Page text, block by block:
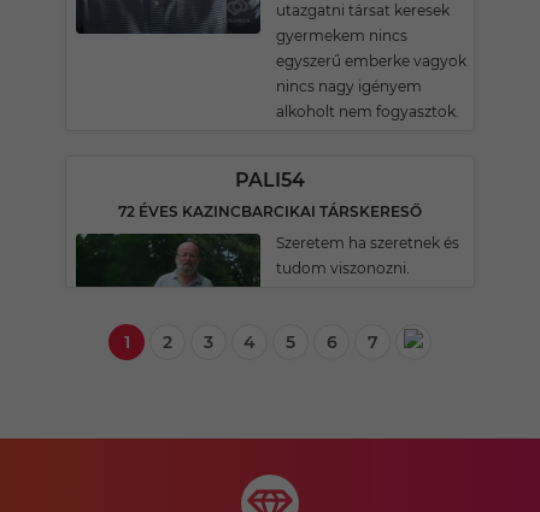
utazgatni társat keresek
gyermekem nincs
egyszerű emberke vagyok
nincs nagy igényem
alkoholt nem fogyasztok.
PALI54
72 ÉVES KAZINCBARCIKAI TÁRSKERESŐ
Szeretem ha szeretnek és
tudom viszonozni.
1 2 3 4 5 6 7